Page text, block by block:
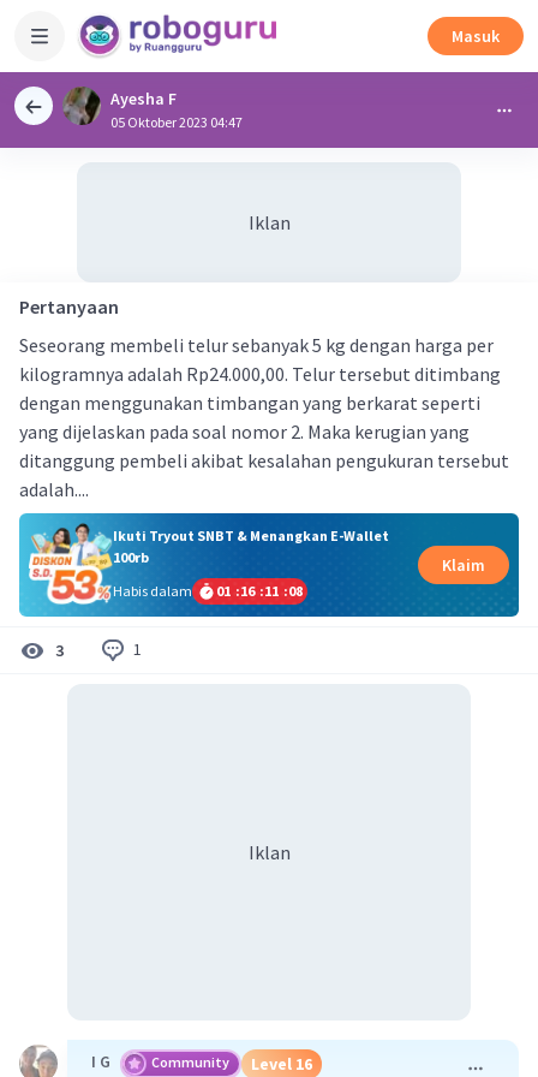
Masuk
Ayesha F
05 Oktober 2023 04:47
Iklan
Pertanyaan
Seseorang membeli telur sebanyak 5 kg dengan harga per
kilogramnya adalah Rp24.000,00. Telur tersebut ditimbang
dengan menggunakan timbangan yang berkarat seperti
yang dijelaskan pada soal nomor 2. Maka kerugian yang
ditanggung pembeli akibat kesalahan pengukuran tersebut
adalah....
Ikuti Tryout SNBT & Menangkan E-Wallet
100rb
Habis dalam
01 :16 :11 :08
Klaim
3 1
Iklan
I G Community Level 16